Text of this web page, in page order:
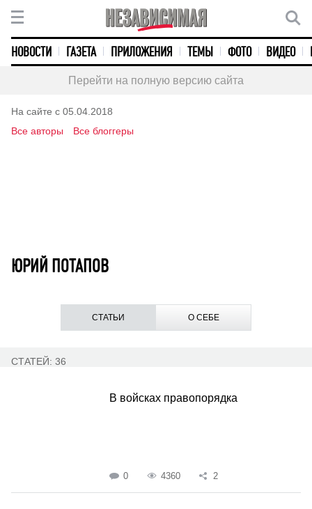
НОВОСТИ ГАЗЕТА ПРИЛОЖЕНИЯ ТЕМЫ ФОТО ВИДЕО
Перейти на полную версию сайта
На сайте с 05.04.2018
Все авторы
Все блоггеры
ЮРИЙ ПОТАПОВ
СТАТЬИ О СЕБЕ
СТАТЕЙ: 36
В войсках правопорядка
0 4360 2